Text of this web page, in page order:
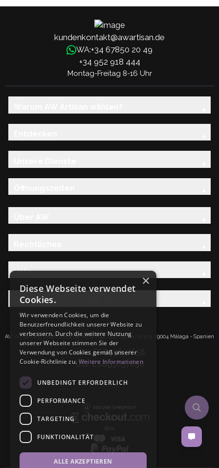
kundenkontakt@awartisan.de
WA:+34 67850 20 49
+34 952 918 444
Montag-Freitag 8-16 Uhr
Hilfe
Entdecken Sie die AW-Familie
AW Artisan S.L.Calle Caleta de Velez n39, 41 PI Santa Tereza 29004 Málaga - Spanien
IdNr: ESB93657658
UID: ESB93657658
×
Diese Webseite verwendet
Cookies.
Wir verwenden Cookies, um die
Benutzerfreundlichkeit unserer Website zu
verbessern. Durch die weitere Nutzung
unserer Webseite stimmen Sie der
Verwendung von Cookies gemäß unserer
Cookie-Richtlinie zu. Weitere Informationen
UNBEDINGT ERFORDERLICH
PERFORMANCE
TARGETING
FUNKTIONALITÄT
ALLE AKZEPTIEREN